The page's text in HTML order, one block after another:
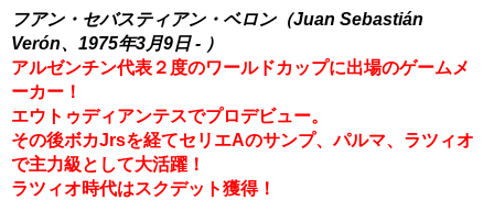
フアン・セバスティアン・ベロン（Juan Sebastián
Verón、1975年3月9日 - ）
アルゼンチン代表２度のワールドカップに出場のゲームメ
ーカー！
エウトゥディアンテスでプロデビュー。
その後ボカJrsを経てセリエAのサンプ、パルマ、ラツィオ
で主力級として大活躍！
ラツィオ時代はスクデット獲得！